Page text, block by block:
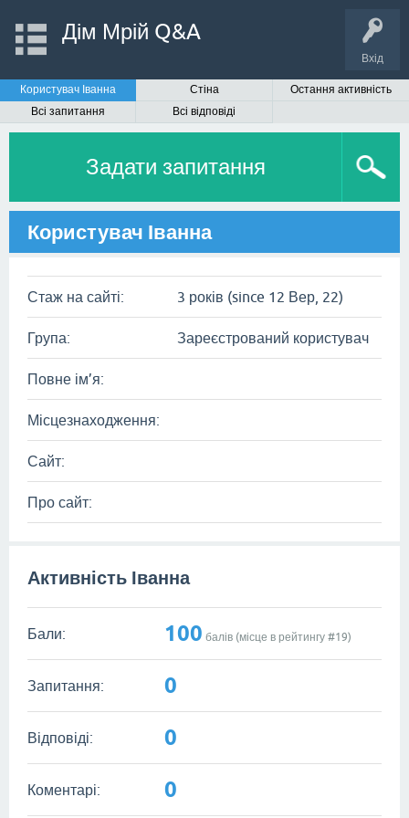
Вхід
Дім Мрій Q&A
Користувач Іванна Стіна
Остання активність
Всі запитання
Всі відповіді
Задати запитання
Користувач Іванна
Стаж на сайті: 3 років (since 12 Вер, 22)
Група: Зареєстрований користувач
Повне ім’я:
Місцезнаходження:
Сайт:
Про сайт:
Активність Іванна
Бали: 100 балів (місце в рейтингу #19)
Запитання: 0
Відповіді: 0
Коментарі: 0